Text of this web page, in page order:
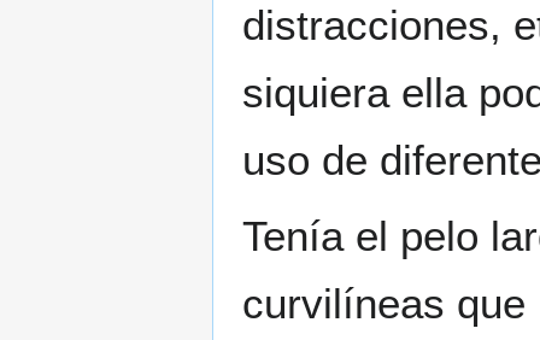
distracciones,
siquiera ella
uso de
Tenía el pelo
curvilíneas que